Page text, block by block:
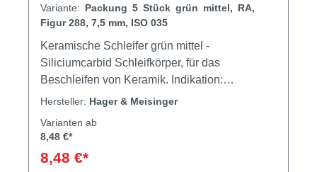
Variante: Packung 5 Stück grün mittel, RA,
Figur 288, 7,5 mm, ISO 035
Keramische Schleifer grün mittel -
Siliciumcarbid Schleifkörper, für das
Beschleifen von Keramik. Indikation:
Füllungsbearbeitung Arkansasschleifer weiß
Feinstschleifen/Polieren von
Komposite. Signifikante Reduzierung des
Hersteller: Hager & Meisinger
Varianten ab
8,48 €*
8,48 €*